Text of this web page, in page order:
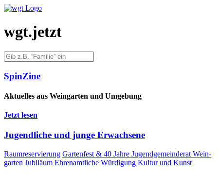
wgt.jetzt
Spin­Zi­ne
Aktu­el­les aus Wein­gar­ten und Umgebung
Jetzt lesen
Jugend­li­che und jun­ge Erwachsene
Raum­re­ser­vie­rung Gar­ten­fest & 40 Jah­re Jugend­ge­mein­de­rat Wein­
gar­ten Jubiläum Ehren­amt­li­che Würdigung Kul­tur und Kunst